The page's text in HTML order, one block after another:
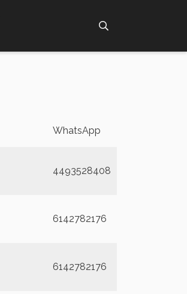
WhatsApp
4493528408
6142782176
6142782176